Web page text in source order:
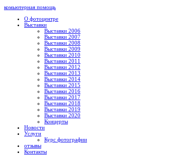
комьютерная помощь
О фотоцентре
Выставки
Выставки 2006
Выставки 2007
Выставки 2008
Выставки 2009
Выставки 2010
Выставки 2011
Выставки 2012
Выставки 2013
Выставки 2014
Выставки 2015
Выставки 2016
Выставки 2017
Выставки 2018
Выставки 2019
Выставки 2020
Концерты
Новости
Услуги
Курс фотографии
отзывы
Контакты